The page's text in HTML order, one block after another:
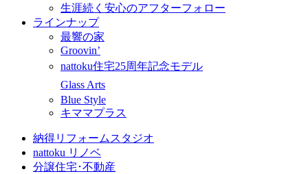
生涯続く安心のアフターフォロー
ラインナップ
最響の家
Groovin’
nattoku住宅25周年記念モデル
Glass Arts
Blue Style
キママプラス
納得リフォームスタジオ
nattoku リノベ
分譲住宅･不動産